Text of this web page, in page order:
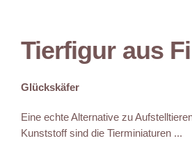
Tierfigur aus
Glückskäfer
Eine echte Alternative zu
Kunststoff sind die Tierminiaturen ...